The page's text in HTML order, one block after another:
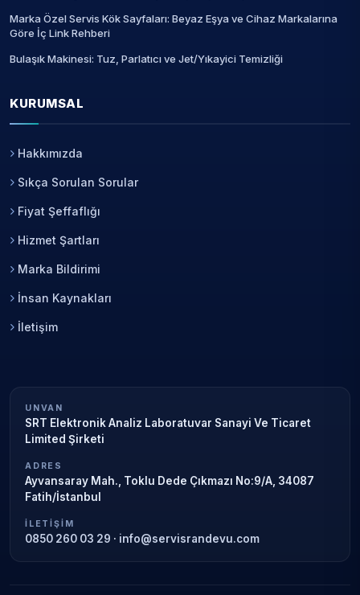
Marka Özel Servis Kök Sayfaları: Beyaz Eşya ve Cihaz Markalarına
Göre İç Link Rehberi
Bulaşık Makinesi: Tuz, Parlatıcı ve Jet/Yıkayici Temizliği
KURUMSAL
Hakkımızda
Sıkça Sorulan Sorular
Fiyat Şeffaflığı
Hizmet Şartları
Marka Bildirimi
İnsan Kaynakları
İletişim
UNVAN
SRT Elektronik Analiz Laboratuvar Sanayi Ve Ticaret
Limited Şirketi
ADRES
Ayvansaray Mah., Toklu Dede Çıkmazı No:9/A, 34087
Fatih/İstanbul
İLETIŞIM
0850 260 03 29 · info@servisrandevu.com